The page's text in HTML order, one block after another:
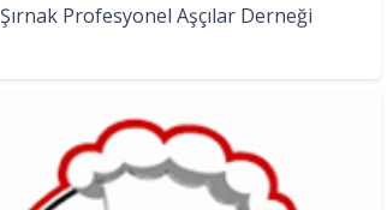
Şırnak Profesyonel Aşçılar Derneği